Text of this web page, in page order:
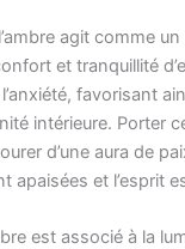
agit comme
et tranquillité
favorisant
intérieure. Porter
d’une aura de
apaisées et l’esprit
est associé à la